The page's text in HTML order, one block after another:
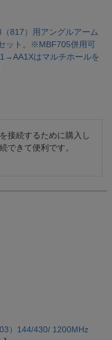
817）用アングルアーム
ット。※MBF705併用可
はマルチホールを
接続するために購入し
できて便利です。
）144/430/ 1200MHz